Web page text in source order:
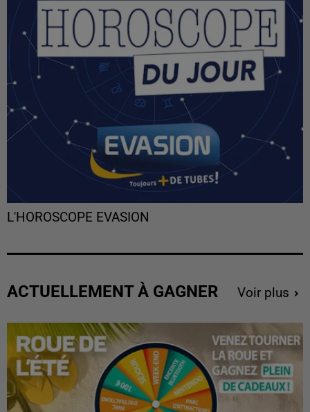
L'HOROSCOPE EVASION
ACTUELLEMENT À GAGNER Voir plus